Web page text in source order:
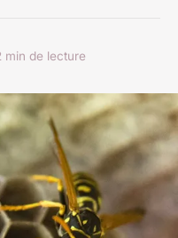
min de lecture